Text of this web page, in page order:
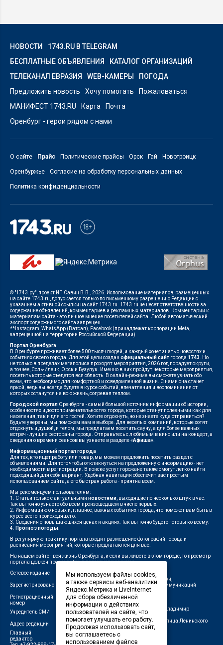
НОВОСТИ
1743.RU В TELEGRAM
БЕСПЛАТНЫЕ ОБЪЯВЛЕНИЯ
КАТАЛОГ ОРГАНИЗАЦИЙ
ТЕЛЕКАНАЛ ЕВРАЗИЯ
WEB-КАМЕРЫ
ПОГОДА
Предложить новость
Хочу помогать
Пожаловаться
МАНИФЕСТ 1743.RU
Карта
Почта
Оренбург - герои рядом с нами
О сайте Прайс Политические прайсы Орск Гай Новотроицк
Оренбуржье Согласие на обработку персональных данных
Политика конфиденциальности
© "1743.ру", проект ИП Савин В.В., 2026. Использование материалов, размещенных
на сайте 1743.ru, допускается только по письменному разрешению Редакции с
указанием активной ссылки на сайт 1743.ru. 1743.ru не несет ответственности за
содержание объявлений, комментариев и рекламных материалов. Комментарии к
материалам сайта - это личное мнение посетителей сайта. Любой автоматический
экспорт содержимого сайта запрещен.
**Instagram, WhatsApp (Ватсап), Facebook (принадлежат корпорации Meta,
запрещенной на территории Российской Федерации)
Портал Оренбурга
В Оренбурге проживает более 500 тысяч людей, и каждый хочет знать о новостях и
событиях своего города. Для этой цели создан официальный сайт города 1743 . Но
не только в пределах мегаполиса проходят мероприятия, 2026 год порадует округи,
а точнее, Соль-Илецк, Орск и Бузулук. Именно в них пройдут некоторые мероприятия,
посетить которые съедется вся область. В онлайн-режиме вы сможете узнать обо
всем, что необходимо для комфортной и осведомленной жизни. С нами она станет
яркой, ведь вы всегда будете в курсе событий, впечатления и воспоминания от
которых останутся на всю жизнь, согревая теплом.
Городской портал Оренбурга - самый большой источник информации об истории,
особенностях и достопримечательностях города, которые станут полезными как для
населения, так и для его гостей. Хотите отдохнуть, но не знаете куда отправиться?
Будьте уверены, мы поможем вам в выборе. Для веселых компаний, которые хотят
отдохнуть и душой, и телом, мы предлагаем посетить сауну, а для более важных
встреч - лучшие рестораны города. Отправьтесь с любимым в кино или на концерт, а
сведения о времени сеансов вы узнаете в разделе«Афиша»
Информационный портал города
Для тех, кто ищет работу или товар, мы можем предложить посетить раздел с
объявлениями. Для того чтобы откликнуться на предложенную информацию - нет
необходимости в регистрации. В поиске услуг горожане также смогут легко найти
подходящий для себя вариант. Удобная навигация обеспечит вас простым
использованием сайта, а его быстрая работа - приятна всем.
Мы рекомендуем пользователям:
1. Статьи только с актуальными новостями , выходящие по несколько штук в час.
Так вы точно узнаете обо всем произошедшем в числе первых.
2. Информацию о новых и, главное, важных событиях города, что поможет вам быть в
курсе всего происходящего.
3. Сведения о повышающихся ценах и акциях. Так вы точно будете готовы ко всему.
4.
Прогноз погоды
В регулярную практику портала входит размещение фотографий города и
расписания мероприятий, которые предлагаются для вас.
На нашем сайте - вся жизнь Оренбурга, и если вы живете в этом городе, то просмотр
портала должен прочно войти в повседневную жизнь.
Сетевое издание
"1743"
Зарегистрировано
Федеральной службой по надзору в сфере связи,
информационных технологий и массовых коммуникаций
(Роскомнадзор)
Регистрационный
номер
ЭЛ № ФС 77-75960 от 19.06.2019 г.
Учредитель СМИ
Индивидуальный предприниматель Савин Владимир
Валерьевич
Адрес редакции
462411, Оренбургская область, город Орск, улица Ленинского
Комсомола, д. 4-Б
Главный
редактор
Лещенко П.А.
Мы используем файлы cookies,
а также сервисы веб-аналитики
Яндекс.Метрика и LiveInternet
для сбора обезличенной
информации о действиях
пользователей на сайте, что
помогает улучшать его работу.
Продолжая использовать сайт,
вы соглашаетесь с
использованием файлов